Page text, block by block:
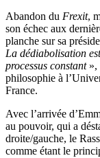
Abandon du Frexit,
son échec aux
planche sur sa
La dédiabolisation
processus constant»,
philosophie à
France.
Avec l’arrivée
au pouvoir, qui a
droite/gauche, le
comme étant le